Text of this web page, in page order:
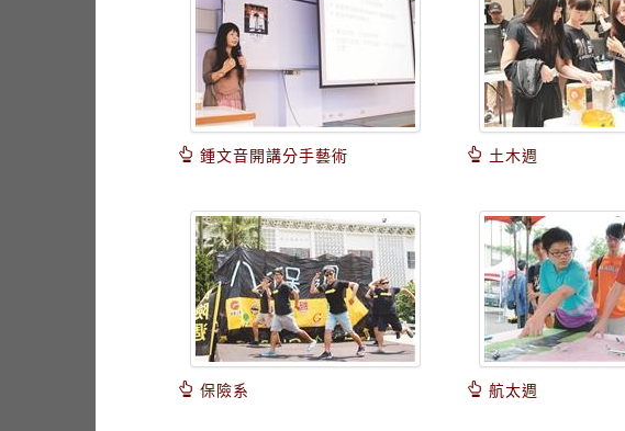
鍾文音開講分手藝術 土木週
保險系 航太週